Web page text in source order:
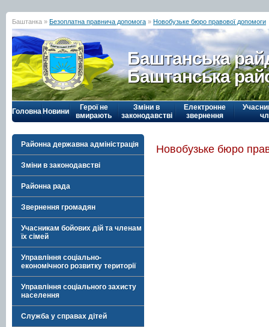
Баштанка » Безоплатна правнича допомога » Новобузьке бюро правової допомоги
Баштанська
Баштанська
Головна Новини
Герої не
вмирають
Зміни в
законодавстві
Електронне
звернення
Районна державна адміністрація
Зміни в законодавстві
Районна рада
Звернення громадян
Учасникам бойових дій та членам
їх сімей
Управління соціально-
економічного розвитку території
Управління соціального захисту
населення
Служба у справах дітей
Новобузьке бюро